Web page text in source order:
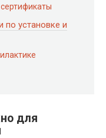
по установке и
для